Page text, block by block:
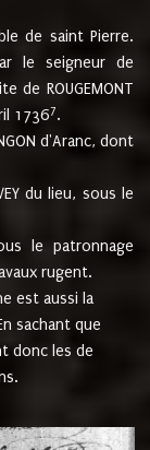
de saint Pierre.
le seigneur de
de ROUGEMONT
17367.
d'Aranc, dont
du lieu, sous le
le patronnage
rugent.
est aussi la
sachant que
donc les de